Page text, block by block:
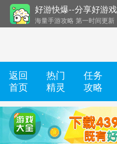
好游快爆--分享好游戏
海量手游攻略 第一时间更新
还有几十款实用辅助工具
返回
首页
热门
精灵
任务
攻略